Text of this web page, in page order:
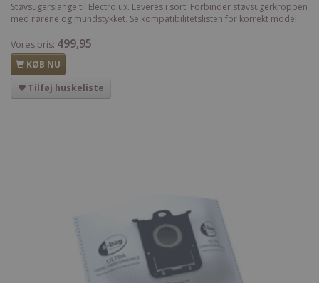
Støvsugerslange til Electrolux. Leveres i sort. Forbinder støvsugerkroppen
med rørene og mundstykket. Se kompatibilitetslisten for korrekt model.
Vores pris: 499,95
KØB NU
Tilføj huskeliste